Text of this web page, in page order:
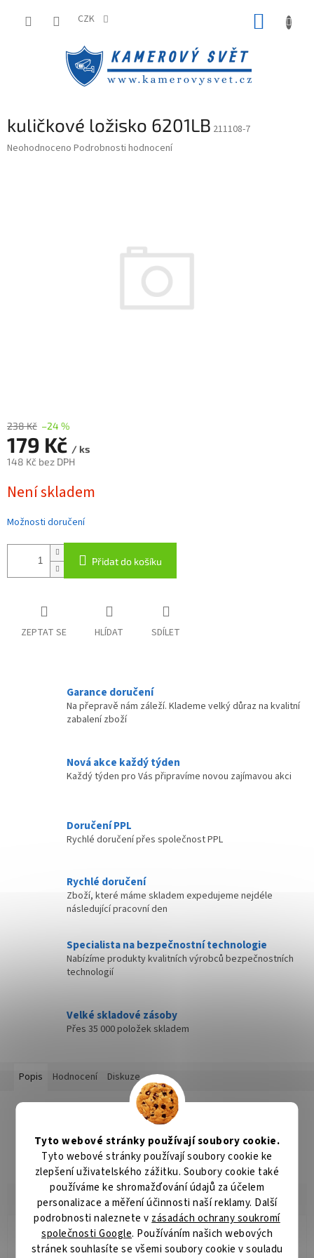
Tyto webové stránky používají soubory cookie.
Tyto webové stránky používají soubory cookie ke
zlepšení uživatelského zážitku. Soubory cookie také
používáme ke shromažďování údajů za účelem
personalizace a měření účinnosti naší reklamy. Další
podrobnosti naleznete v zásadách ochrany soukromí
společnosti Google. Používáním našich webových
stránek souhlasíte se všemi soubory cookie v souladu
CZK
kuličkové ložisko 6201LB 211108-7
Průměrné
Neohodnoceno Podrobnosti hodnocení
238 Kč –24 %
179 Kč / ks
148 Kč bez DPH
cena:
Není skladem
Možnosti doručení
Přidat do košíku
ZEPTAT SE HLÍDAT SDÍLET
Garance doručení
Na přepravě nám záleží. Klademe velký důraz na kvalitní
zabalení zboží
Nová akce každý týden
Každý týden pro Vás připravíme novou zajímavou akci
Doručení PPL
Rychlé doručení přes společnost PPL
Rychlé doručení
Zboží, které máme skladem expedujeme nejdéle
následující pracovní den
Specialista na bezpečnostní technologie
Nabízíme produkty kvalitních výrobců bezpečnostních
technologií
Velké skladové zásoby
Přes 35 000 položek skladem
Popis Hodnocení Diskuze
Detailní popis produktu
Popis produktu není dostupný
RH Radomír Hurník